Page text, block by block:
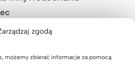
zgodą
możemy zbierać informacje za pomocą
2026
siłownię